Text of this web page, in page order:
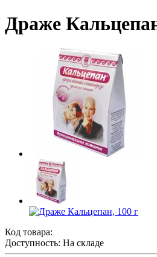
Драже
Код товара:
Доступность: На складе